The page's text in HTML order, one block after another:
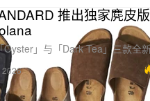
推出独家麂皮版
」与「Dark Tea」三款全新
2026